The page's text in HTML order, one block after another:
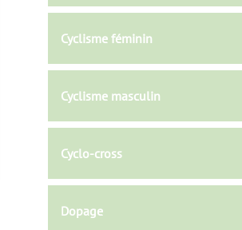
Cyclisme féminin
Cyclisme masculin
Cyclo-cross
Dopage